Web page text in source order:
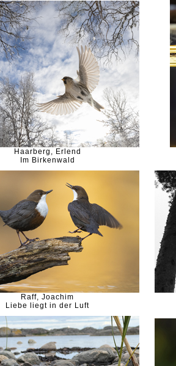
Haarberg, Erlend
Im Birkenwald
Raff, Joachim
Liebe liegt in der Luft